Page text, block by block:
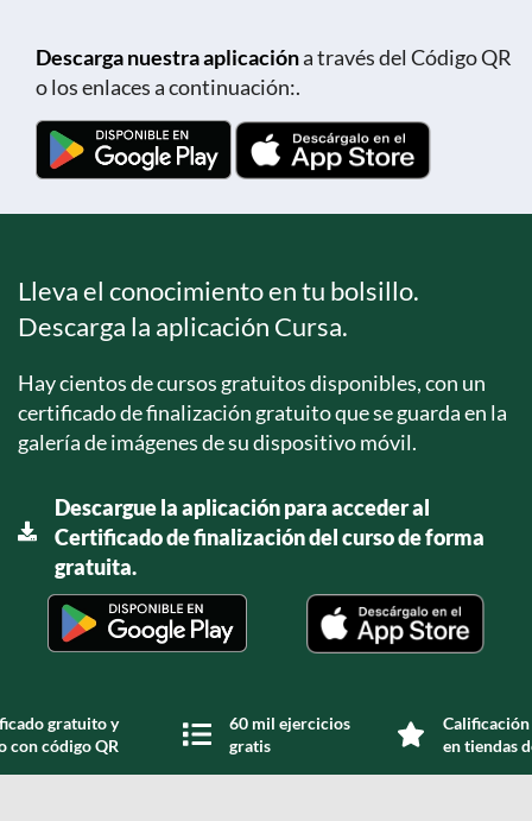
Descarga nuestra aplicacióna través del Código QR
o los enlaces a continuación:.
Lleva el conocimiento en tu bolsillo.
Descarga la aplicación Cursa.
Hay cientos de cursos gratuitos disponibles, con un
certificado de finalización gratuito que se guarda en la
galería de imágenes de su dispositivo móvil.
Descargue la aplicación para acceder al
Certificado de finalización del curso de forma
gratuita.
gratuito y
con código QR
60 mil ejercicios
gratis
en tiendas